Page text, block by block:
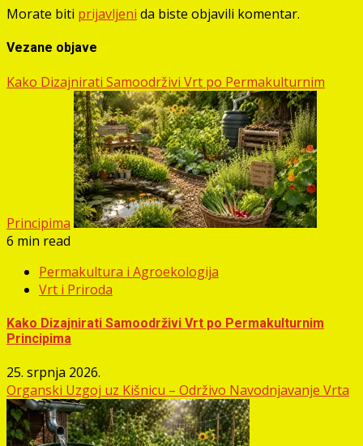
Morate biti prijavljeni da biste objavili komentar.
Vezane objave
Kako Dizajnirati Samoodrživi Vrt po Permakulturnim
Principima
6 min read
Permakultura i Agroekologija
Vrt i Priroda
Kako Dizajnirati Samoodrživi Vrt po Permakulturnim
Principima
25. srpnja 2026.
Organski Uzgoj uz Kišnicu – Održivo Navodnjavanje Vrta